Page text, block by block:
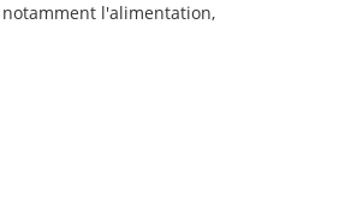
l'alimentation,